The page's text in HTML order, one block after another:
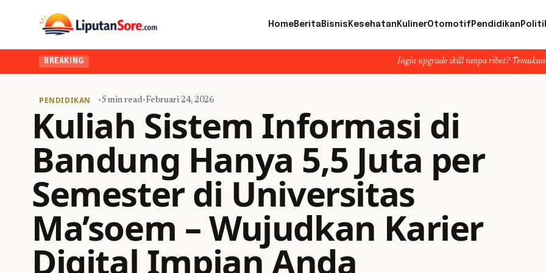
HomeBerita Bisnis Kesehatan KulinerOtomotif Pendidikan
BREAKING Ingin upgrade skill tanpa ribet? Temukan kelas seru dan
PENDIDIKAN •5 min read•Februari 24, 2026
Kuliah Sistem Informasi di
Bandung Hanya 5,5 Juta per
Semester di Universitas
Ma’soem – Wujudkan Karier
Digital Impian Anda